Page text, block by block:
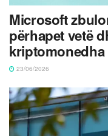
Microsoft
përhapet vetë
kriptomonedha
23/06/2026